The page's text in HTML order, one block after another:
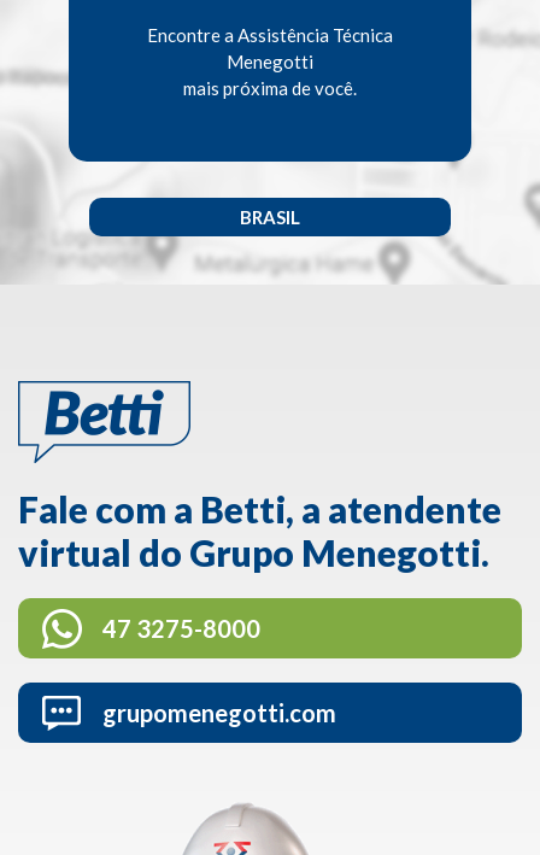
Encontre a Assistência Técnica
Menegotti
mais próxima de você.
BRASIL
Fale com a Betti, a atendente
virtual do Grupo Menegotti.
47 3275-8000
grupomenegotti.com